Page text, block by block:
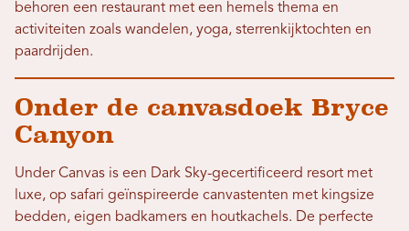
behoren een restaurant met een hemels thema en
activiteiten zoals wandelen, yoga, sterrenkijktochten en
paardrijden.
Onder de canvasdoek Bryce
Canyon
Under Canvas is een Dark Sky-gecertificeerd resort met
luxe, op safari geïnspireerde canvastenten met kingsize
bedden, eigen badkamers en houtkachels. De perfecte